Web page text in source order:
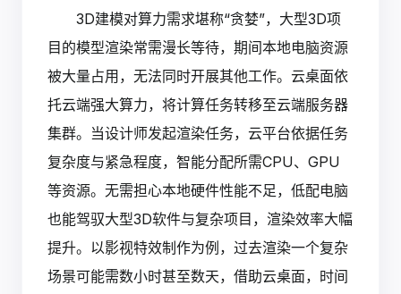
3D建模对算力需求堪称“贪婪”，大型3D项
目的模型渲染常需漫长等待，期间本地电脑资源
被大量占用，无法同时开展其他工作。云桌面依
托云端强大算力，将计算任务转移至云端服务器
集群。当设计师发起渲染任务，云平台依据任务
复杂度与紧急程度，智能分配所需CPU、GPU
等资源。无需担心本地硬件性能不足，低配电脑
也能驾驭大型3D软件与复杂项目，渲染效率大幅
提升。以影视特效制作为例，过去渲染一个复杂
场景可能需数小时甚至数天，借助云桌面，时间